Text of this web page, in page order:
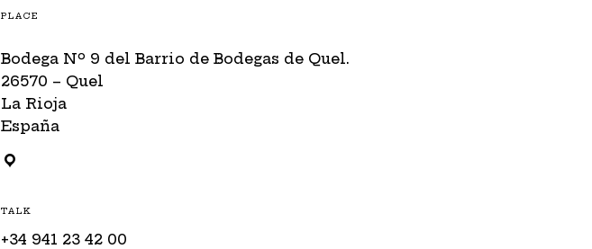
PLACE
Bodega Nº 9 del Barrio de Bodegas de Quel.
26570 – Quel
La Rioja
España
TALK
+34 941 23 42 00